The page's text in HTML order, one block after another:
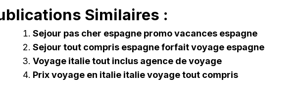
Similaires :
Sejour pas cher espagne promo vacances espagne
Sejour tout compris espagne forfait voyage espagne
Voyage italie tout inclus agence de voyage
Prix voyage en italie italie voyage tout compris